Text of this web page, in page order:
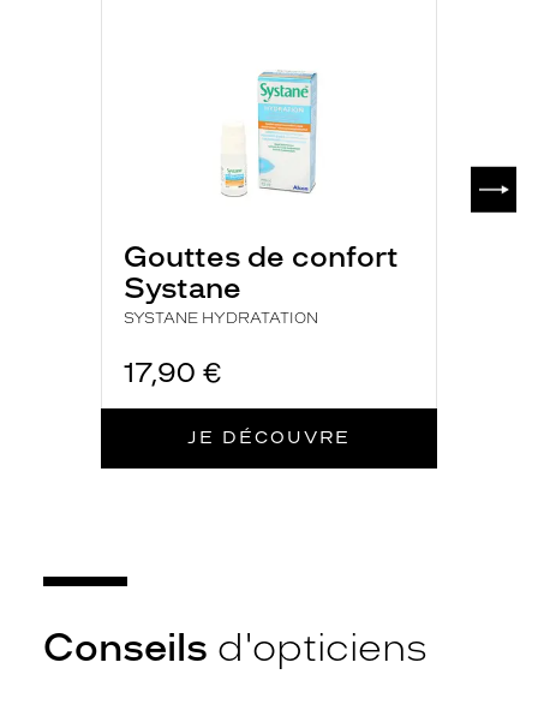
Gouttes de confort
Systane
SYSTANE HYDRATATION
17,90 €
JE DÉCOUVRE
Conseils d'opticiens